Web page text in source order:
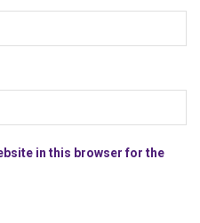
in this browser for the